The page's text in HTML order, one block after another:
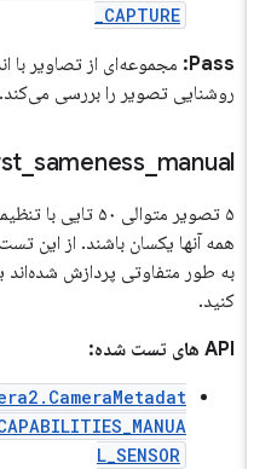
_CAPTURE
Pass: مجموعه‌ای از تصاویر با
روشنایی تصویر را بررسی می‌کند.
_sameness _manual
۵ تصویر متوالی ۵۰
همه آنها یکسان باشند. از این
به طور متفاوتی پردازش شده‌اند
کنید.
API های تست شده:
L_SENSOR